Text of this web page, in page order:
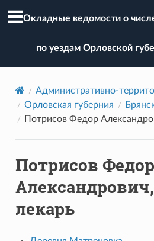
Окладные ведомости о
по уездам Орловской
Административно-
Орловская губерния
Потрисов Федор
Потрисов Федор
лекарь